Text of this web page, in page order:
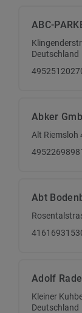
ABC-
Deutschland
Abker
Alt Riemsloh
Abt
Adolf
Kleiner
Deutschland